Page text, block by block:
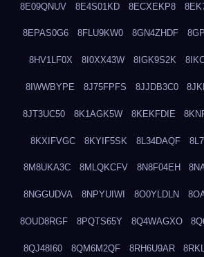
8E09QNUV 8E4S01KD 8ECXEKP8
8EPAS0G6 8FLU9KW0 8GN4ZHDF
8HV1LF0X 8I0XX43W 8IGK9S2K
8IWWBYPE 8J75FPFS 8JJDB3C0
8JT3UC50 8K1AGK5W 8KEKFDIE
8KXIFVGC 8KYIF5SK 8L34DAQF
8M8UKA3C 8MLQKCFV 8N8F04EH
8NGGUDVA 8NPYUIWI 8O0YLDLN
8OUD8RGF 8PQTS65Y 8Q4WAGXO
8QJ48I60 8QM6M2QF 8RH6U9AR